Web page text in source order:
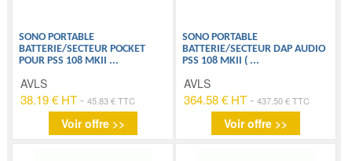
SONO PORTABLE
BATTERIE/SECTEUR POCKET
POUR PSS 108 MKII ...
AVLS
38.19 € HT -45.83 € TTC
Voir offre >>
SONO PORTABLE
BATTERIE/SECTEUR DAP AUDIO
PSS 108 MKII ( ...
AVLS
364.58 € HT- 437.50 € TTC
Voir offre >>